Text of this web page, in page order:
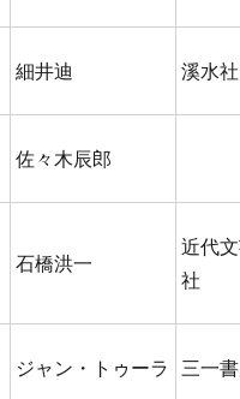
細井迪 溪水社
佐々木辰郎
石橋洪一
近代
社
ジャン・トゥーラ 三一